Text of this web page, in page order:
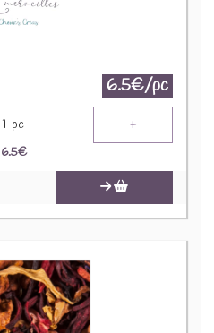
6.5€/pc
1 pc +
6.5€